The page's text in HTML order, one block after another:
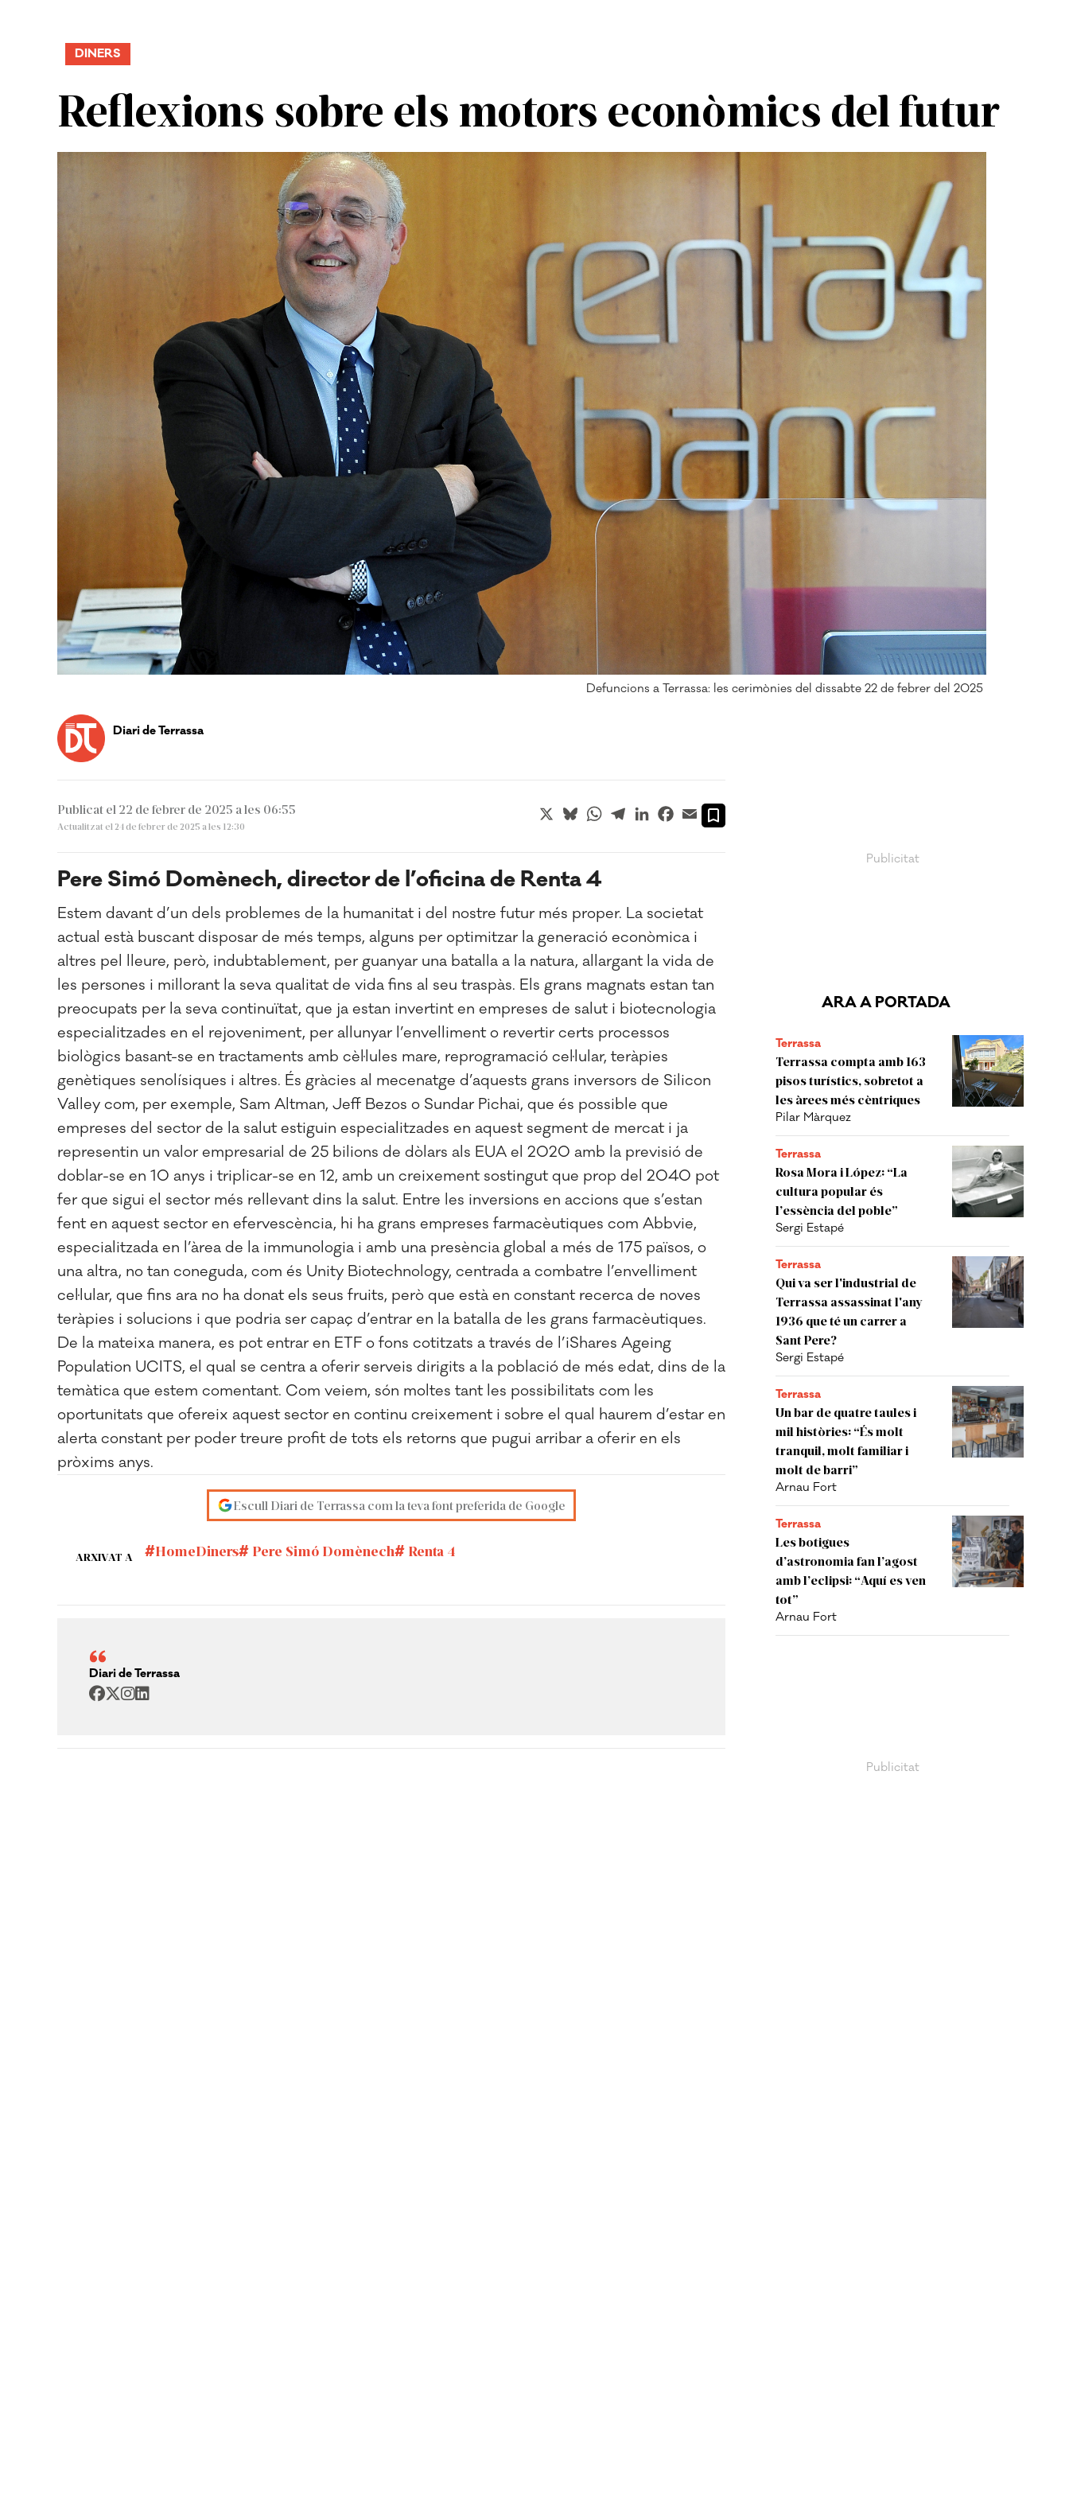
Reflexions sobre els motors econòmics del futur
DINERS
Defuncions a Terrassa: les cerimònies del dissabte 22 de febrer del 2025
ARA A PORTADA
Terrassa
Terrassa compta amb 163
pisos turístics, sobretot a
les àrees més cèntriques
Pilar Màrquez
Terrassa
Rosa Mora i López: “La
cultura popular és
l’essència del poble”
Sergi Estapé
Terrassa
Qui va ser l'industrial de
Terrassa assassinat l'any
1936 que té un carrer a
Sant Pere?
Sergi Estapé
Terrassa
Un bar de quatre taules i
mil històries: “És molt
tranquil, molt familiar i
molt de barri”
Arnau Fort
Terrassa
Les botigues
d’astronomia fan l’agost
amb l’eclipsi: “Aquí es ven
tot”
Arnau Fort
Diari de Terrassa
Publicat el 22 de febrer de 2025 a les 06:55
Actualitzat el 24 de febrer de 2025 a les 12:30
X BlueskyWhatsApp
TelegramLinkedInFacebook
Email
Pere Simó Domènech, director de l’oficina de Renta 4
Estem davant d’un dels problemes de la humanitat i del nostre futur més proper. La societat
actual està buscant disposar de més temps, alguns per optimitzar la generació econòmica i
altres pel lleure, però, indubtablement, per guanyar una batalla a la natura, allargant la vida de
les persones i millorant la seva qualitat de vida fins al seu traspàs. Els grans magnats estan tan
preocupats per la seva continuïtat, que ja estan invertint en empreses de salut i biotecnologia
especialitzades en el rejoveniment, per allunyar l’envelliment o revertir certs processos
biològics basant-se en tractaments amb cèl·lules mare, reprogramació cel·lular, teràpies
genètiques senolísiques i altres. És gràcies al mecenatge d’aquests grans inversors de Silicon
Valley com, per exemple, Sam Altman, Jeff Bezos o Sundar Pichai, que és possible que
empreses del sector de la salut estiguin especialitzades en aquest segment de mercat i ja
representin un valor empresarial de 25 bilions de dòlars als EUA el 2020 amb la previsió de
doblar-se en 10 anys i triplicar-se en 12, amb un creixement sostingut que prop del 2040 pot
fer que sigui el sector més rellevant dins la salut. Entre les inversions en accions que s’estan
fent en aquest sector en efervescència, hi ha grans empreses farmacèutiques com Abbvie,
especialitzada en l’àrea de la immunologia i amb una presència global a més de 175 països, o
una altra, no tan coneguda, com és Unity Biotechnology, centrada a combatre l’envelliment
cel·lular, que fins ara no ha donat els seus fruits, però que està en constant recerca de noves
teràpies i solucions i que podria ser capaç d’entrar en la batalla de les grans farmacèutiques.
De la mateixa manera, es pot entrar en ETF o fons cotitzats a través de l’iShares Ageing
Population UCITS, el qual se centra a oferir serveis dirigits a la població de més edat, dins de la
temàtica que estem comentant. Com veiem, són moltes tant les possibilitats com les
oportunitats que ofereix aquest sector en continu creixement i sobre el qual haurem d’estar en
alerta constant per poder treure profit de tots els retorns que pugui arribar a oferir en els
pròxims anys.
Escull Diari de Terrassa com la teva font preferida de Google
ARXIVAT A HomeDiners Pere Simó Domènech Renta 4
Diari de Terrassa